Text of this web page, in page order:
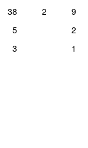
3
38 2
9
5
2
3 1